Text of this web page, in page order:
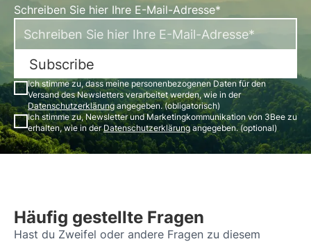
Schreiben Sie hier Ihre E-Mail-Adresse*
Subscribe
Ich stimme zu, dass meine personenbezogenen Daten für den
Versand des Newsletters verarbeitet werden, wie in der
Datenschutzerklärungangegeben. (obligatorisch)
Ich stimme zu, Newsletter und Marketingkommunikation von 3Bee zu
erhalten, wie in derDatenschutzerklärungangegeben. (optional)
Häufig gestellte Fragen
Hast du Zweifel oder andere Fragen zu diesem